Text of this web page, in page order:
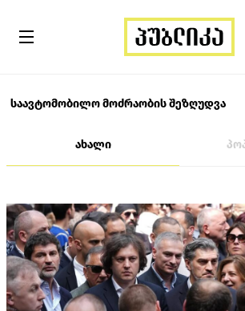
საავტომობილო მოძრაობის შეზღუდვა
ახალი